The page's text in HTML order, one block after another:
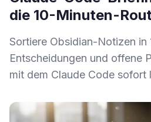
die 10-Minuten-
Sortiere Obsidian-Notizen in
Entscheidungen und offene
mit dem Claude Code sofort